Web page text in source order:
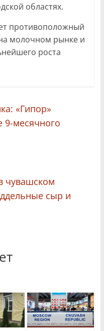
областях.
противоположный
молочном рынке и
роста
«Гипор»
9-месячного
чувашском
сыр и